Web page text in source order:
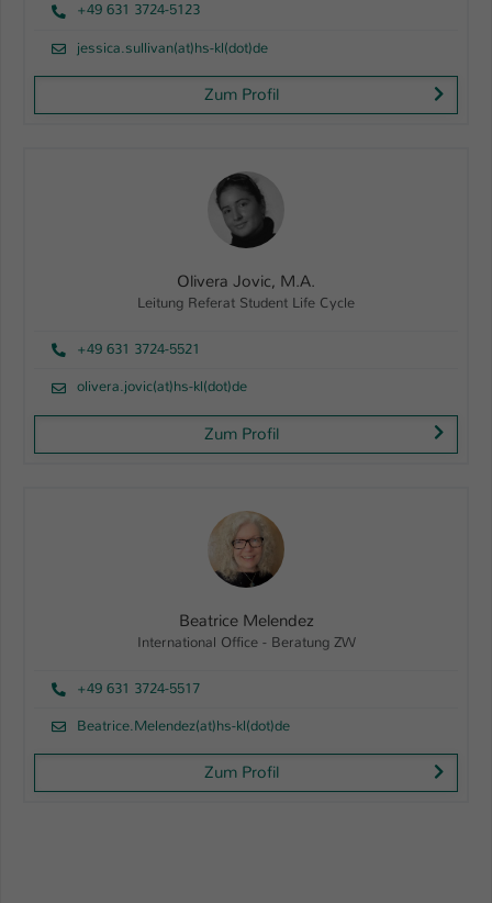
+49 631 3724-5123
jessica.sullivan(at)hs-kl(dot)de
Zum Profil
Olivera Jovic, M.A.
Leitung Referat Student Life Cycle
+49 631 3724-5521
olivera.jovic(at)hs-kl(dot)de
Zum Profil
Beatrice Melendez
International Office - Beratung ZW
+49 631 3724-5517
Beatrice.Melendez(at)hs-kl(dot)de
Zum Profil